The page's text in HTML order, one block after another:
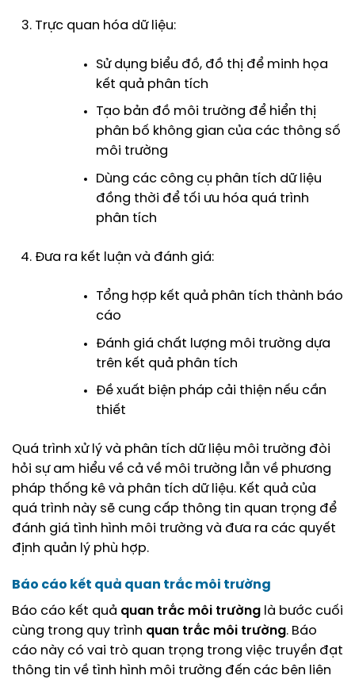
Trực quan hóa dữ liệu:
Sử dụng biểu đồ, đồ thị để minh họa
kết quả phân tích
Tạo bản đồ môi trường để hiển thị
phân bố không gian của các thông số
môi trường
Dùng các công cụ phân tích dữ liệu
đồng thời để tối ưu hóa quá trình
phân tích
Đưa ra kết luận và đánh giá:
Tổng hợp kết quả phân tích thành báo
cáo
Đánh giá chất lượng môi trường dựa
trên kết quả phân tích
Đề xuất biện pháp cải thiện nếu cần
thiết
Quá trình xử lý và phân tích dữ liệu môi trường đòi
hỏi sự am hiểu về cả về môi trường lẫn về phương
pháp thống kê và phân tích dữ liệu. Kết quả của
quá trình này sẽ cung cấp thông tin quan trọng để
đánh giá tình hình môi trường và đưa ra các quyết
định quản lý phù hợp.
Báo cáo kết quả quan trắc môi trường
Báo cáo kết quả quan trắc môi trường là bước cuối
cùng trong quy trình quan trắc môi trường. Báo
cáo này có vai trò quan trọng trong việc truyền đạt
thông tin về tình hình môi trường đến các bên liên